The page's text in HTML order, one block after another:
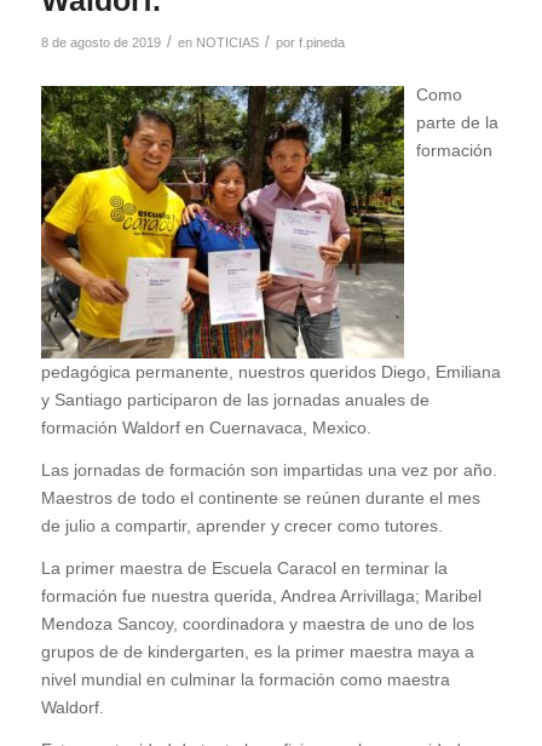
8 de agosto de 2019 / en NOTICIAS / por f.pineda
Como
parte de la
formación
pedagógica permanente, nuestros queridos Diego, Emiliana
y Santiago participaron de las jornadas anuales de
formación Waldorf en Cuernavaca, Mexico.
Las jornadas de formación son impartidas una vez por año.
Maestros de todo el continente se reúnen durante el mes
de julio a compartir, aprender y crecer como tutores.
La primer maestra de Escuela Caracol en terminar la
formación fue nuestra querida, Andrea Arrivillaga; Maribel
Mendoza Sancoy, coordinadora y maestra de uno de los
grupos de de kindergarten, es la primer maestra maya a
nivel mundial en culminar la formación como maestra
Waldorf.